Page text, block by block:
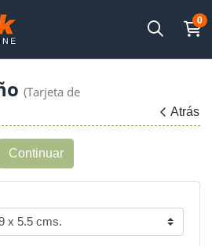
0
(Tarjeta de
Atrás
Continuar